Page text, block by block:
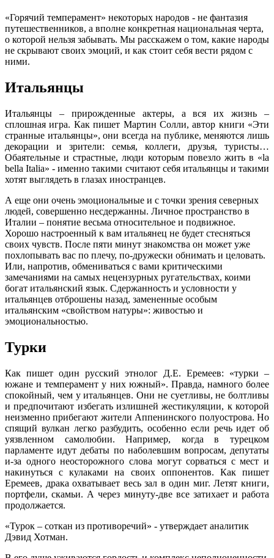
«Горячий темперамент» некоторых народов - не фантазия
путешественников, а вполне конкретная национальная черта,
о которой нельзя забывать. Мы расскажем о том, какие народы
не скрывают своих эмоций, и как стоит себя вести рядом с
ними.
Итальянцы
Итальянцы – прирожденные актеры, а вся их жизнь –
сплошная игра. Как пишет Мартин Солли, автор книги «Эти
странные итальянцы», они всегда на публике, меняются лишь
декорации и зрители: семья, коллеги, друзья, туристы…
Обаятельные и страстные, люди которым повезло жить в «la
bella Italia» - именно такими считают себя итальянцы и такими
хотят выглядеть в глазах иностранцев.
А еще они очень эмоциональные и с точки зрения северных
людей, совершенно несдержанны. Личное пространство в
Италии – понятие весьма относительное и подвижное.
Хорошо настроенный к вам итальянец не будет стесняться
своих чувств. После пяти минут знакомства он может уже
похлопывать вас по плечу, по-дружески обнимать и целовать.
Или, напротив, обмениваться с вами критическими
замечаниями на самых нецензурных ругательствах, коими
богат итальянский язык. Сдержанность и условности у
итальянцев отброшены назад, замененные особым
итальянским «свойством натуры»: живостью и
эмоциональностью.
Турки
Как пишет один русский этнолог Д.Е. Еремеев: «турки –
южане и темперамент у них южный». Правда, намного более
спокойный, чем у итальянцев. Они не суетливы, не болтливы
и предпочитают избегать излишней жестикуляции, к которой
неизменно прибегают жители Аппенинского полуострова. Но
спящий вулкан легко разбудить, особенно если речь идет об
уязвленном самолюбии. Например, когда в турецком
парламенте идут дебаты по наболевшим вопросам, депутаты
и-за одного неосторожного слова могут сорваться с мест и
накинуться с кулаками на своих оппонентов. Как пишет
Еремеев, драка охватывает весь зал в один миг. Летят книги,
портфели, скамьи. А через минуту-две все затихает и работа
продолжается.
«Турок – соткан из противоречий» - утверждает аналитик
Дэвид Хотман.